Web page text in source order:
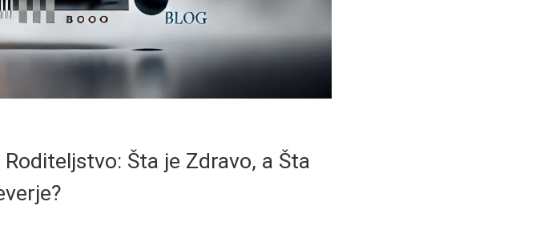
Šta je Zdravo, a Šta